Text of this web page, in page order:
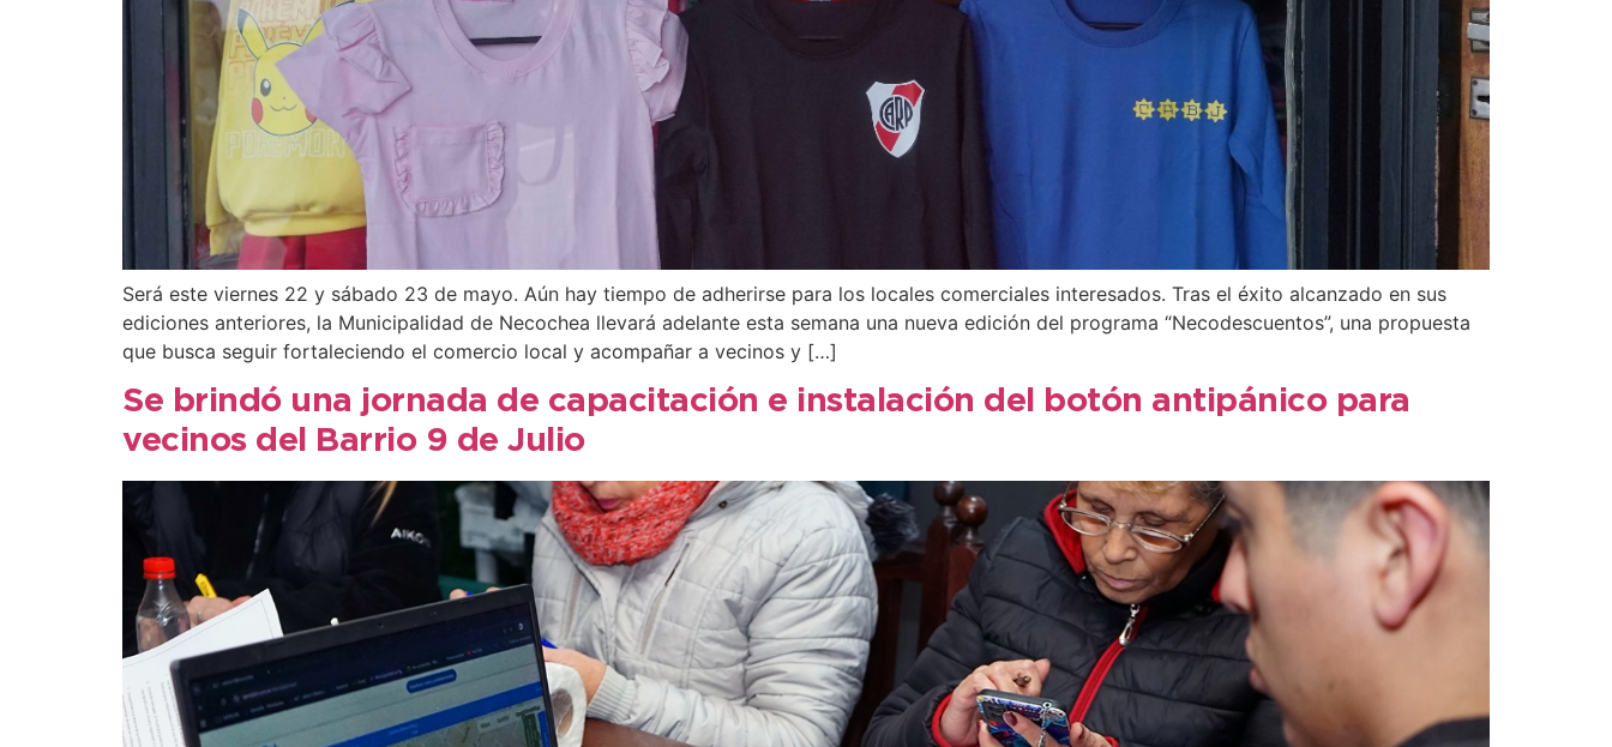
Será este viernes 22 y sábado 23 de mayo. Aún hay tiempo de adherirse para los locales comerciales interesados. Tras el éxito alcanzado en sus
ediciones anteriores, la Municipalidad de Necochea llevará adelante esta semana una nueva edición del programa “Necodescuentos”, una propuesta
que busca seguir fortaleciendo el comercio local y acompañar a vecinos y […]
Se brindó una jornada de capacitación e instalación del botón antipánico para
vecinos del Barrio 9 de Julio